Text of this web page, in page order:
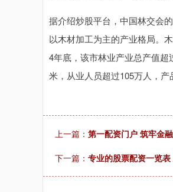
据介绍炒股平台，中国林交会
以木材加工为主的产业格局。
4年底，该市林业产业总产值超
米，从业人员超过105万人，产
上一篇： 第一配资门户 筑牢金
下一篇： 专业的股票配资一览